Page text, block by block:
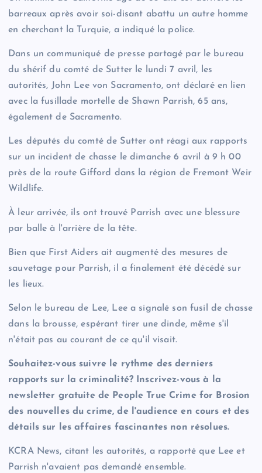
barreaux après avoir soi-disant abattu un autre homme
en cherchant la Turquie, a indiqué la police.
Dans un communiqué de presse partagé par le bureau
du shérif du comté de Sutter le lundi 7 avril, les
autorités, John Lee von Sacramento, ont déclaré en lien
avec la fusillade mortelle de Shawn Parrish, 65 ans,
également de Sacramento.
Les députés du comté de Sutter ont réagi aux rapports
sur un incident de chasse le dimanche 6 avril à 9 h 00
près de la route Gifford dans la région de Fremont Weir
Wildlife.
À leur arrivée, ils ont trouvé Parrish avec une blessure
par balle à l'arrière de la tête.
Bien que First Aiders ait augmenté des mesures de
sauvetage pour Parrish, il a finalement été décédé sur
les lieux.
Selon le bureau de Lee, Lee a signalé son fusil de chasse
dans la brousse, espérant tirer une dinde, même s'il
n'était pas au courant de ce qu'il visait.
Souhaitez-vous suivre le rythme des derniers
rapports sur la criminalité? Inscrivez-vous à la
newsletter gratuite de People True Crime for Brosion
des nouvelles du crime, de l'audience en cours et des
détails sur les affaires fascinantes non résolues.
KCRA News, citant les autorités, a rapporté que Lee et
Parrish n'avaient pas demandé ensemble.